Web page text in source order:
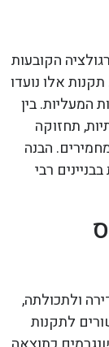
הקובעות
אלו נועדו
בין
תחזוקה
הבנה
רבי
ולתכולתה,
לתקנות